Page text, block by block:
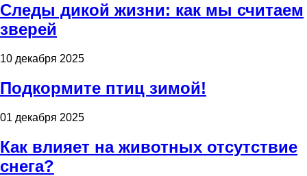
Следы дикой жизни: как мы считаем
зверей
10 декабря 2025
Подкормите птиц зимой!
01 декабря 2025
Как влияет на животных отсутствие
снега?